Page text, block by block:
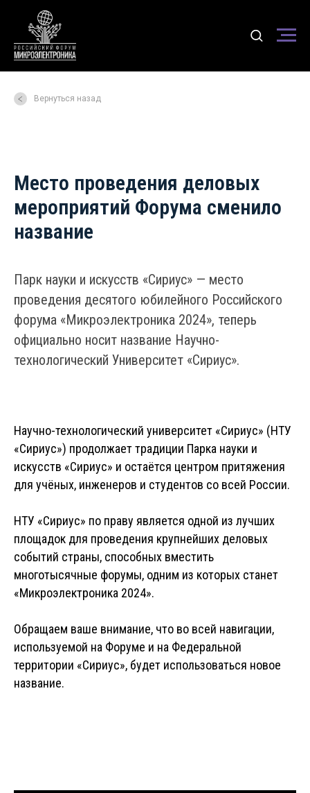
Вернуться назад
Место проведения деловых
мероприятий Форума сменило
название
Парк науки и искусств «Сириус» — место
проведения десятого юбилейного Российского
форума «Микроэлектроника 2024», теперь
официально носит название Научно-
технологический Университет «Сириус».
Научно-технологический университет «Сириус» (НТУ
«Сириус») продолжает традиции Парка науки и
искусств «Сириус» и остаётся центром притяжения
для учёных, инженеров и студентов со всей России.
НТУ «Сириус» по праву является одной из лучших
площадок для проведения крупнейших деловых
событий страны, способных вместить
многотысячные форумы, одним из которых станет
«Микроэлектроника 2024».
Обращаем ваше внимание, что во всей навигации,
используемой на Форуме и на Федеральной
территории «Сириус», будет использоваться новое
название.